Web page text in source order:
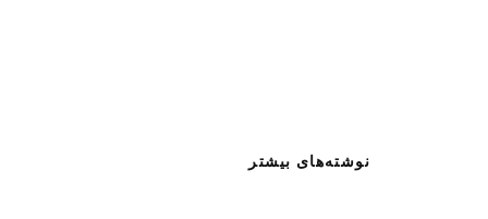
نوشته‌های بیشتر